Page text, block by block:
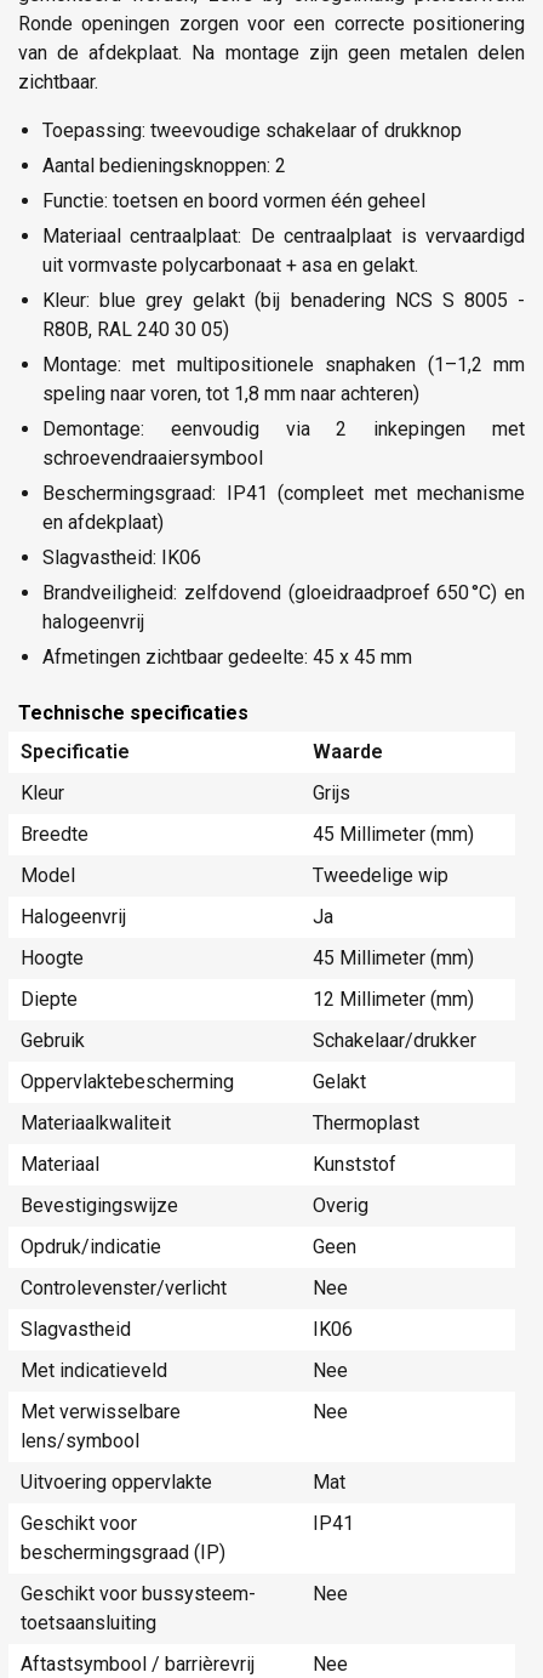
Ronde openingen zorgen voor een correcte positionering
van de afdekplaat. Na montage zijn geen metalen delen
zichtbaar.
Toepassing: tweevoudige schakelaar of drukknop
Aantal bedieningsknoppen: 2
Functie: toetsen en boord vormen één geheel
Materiaal centraalplaat: De centraalplaat is vervaardigd
uit vormvaste polycarbonaat + asa en gelakt.
Kleur: blue grey gelakt (bij benadering NCS S 8005 -
R80B, RAL 240 30 05)
Montage: met multipositionele snaphaken (1–1,2 mm
speling naar voren, tot 1,8 mm naar achteren)
Demontage: eenvoudig via 2 inkepingen met
schroevendraaiersymbool
Beschermingsgraad: IP41 (compleet met mechanisme
en afdekplaat)
Slagvastheid: IK06
Brandveiligheid: zelfdovend (gloeidraadproef 650 °C) en
halogeenvrij
Afmetingen zichtbaar gedeelte: 45 x 45 mm
Technische specificaties
Specificatie
Waarde
Kleur
Grijs
Breedte
45 Millimeter (mm)
Model
Tweedelige wip
Halogeenvrij
Ja
Hoogte
45 Millimeter (mm)
Diepte
12 Millimeter (mm)
Gebruik
Schakelaar/drukker
Oppervlaktebescherming
Gelakt
Materiaalkwaliteit
Thermoplast
Materiaal
Kunststof
Bevestigingswijze
Overig
Opdruk/indicatie
Geen
Controlevenster/verlicht
Nee
Slagvastheid
IK06
Met indicatieveld
Nee
Met verwisselbare
lens/symbool
Nee
Uitvoering oppervlakte
Mat
Geschikt voor
beschermingsgraad (IP)
IP41
Geschikt voor bussysteem-
toetsaansluiting
Nee
Aftastsymbool / barrièrevrij
Nee